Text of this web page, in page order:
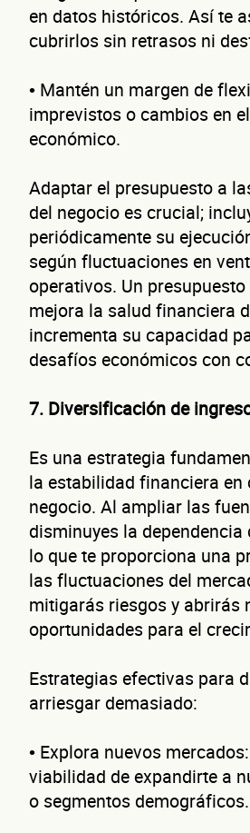
en datos históricos. Así te
cubrirlos sin retrasos ni
• Mantén un margen de
imprevistos o cambios en
económico.
Adaptar el presupuesto a
del negocio es crucial;
periódicamente su
según fluctuaciones en
operativos. Un
mejora la salud financiera
incrementa su capacidad
desafíos económicos con
7. Diversificación de
Es una estrategia
la estabilidad financiera en
negocio. Al ampliar las
disminuyes la
lo que te proporciona una
las fluctuaciones del
mitigarás riesgos y abrirás
oportunidades para el
Estrategias efectivas para
arriesgar demasiado:
• Explora nuevos
viabilidad de expandirte a
o segmentos demográficos.
Nombre(s)
Primer apellido
Teléfono
Correo electrónico
Confirma tu correo electrónico